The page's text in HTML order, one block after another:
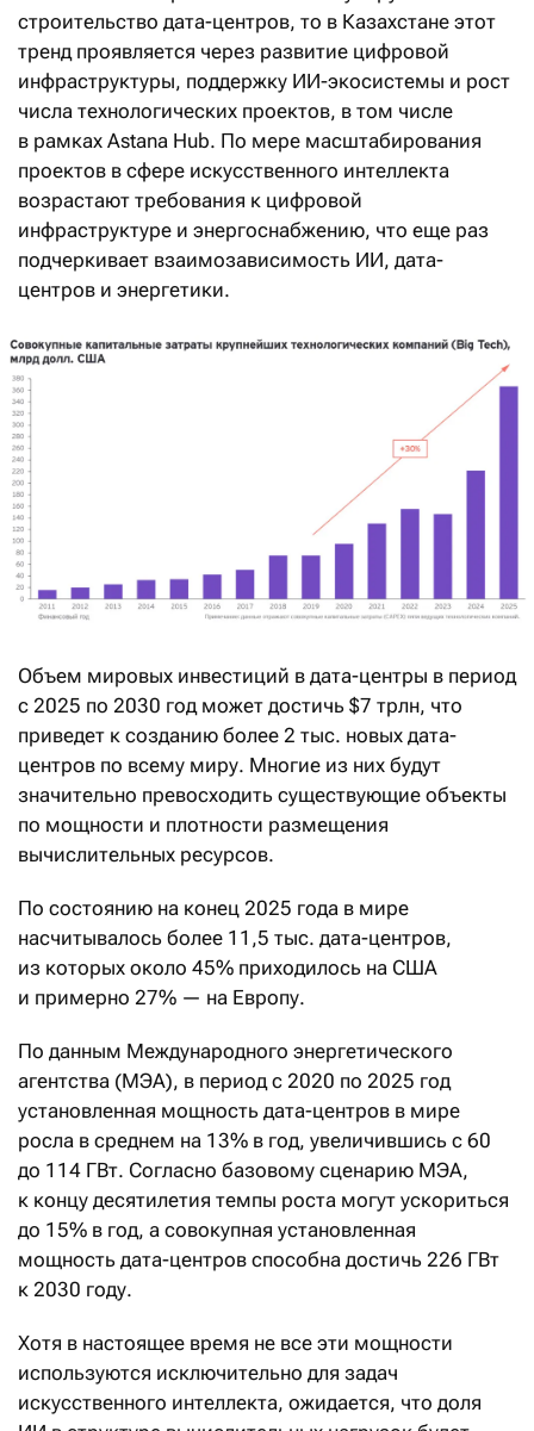
строительство дата-центров, то в Казахстане этот
тренд проявляется через развитие цифровой
инфраструктуры, поддержку ИИ-экосистемы и рост
числа технологических проектов, в том числе
в рамках Astana Hub. По мере масштабирования
проектов в сфере искусственного интеллекта
возрастают требования к цифровой
инфраструктуре и энергоснабжению, что еще раз
подчеркивает взаимозависимость ИИ, дата-
центров и энергетики.
Объем мировых инвестиций в дата-центры в период
с 2025 по 2030 год может достичь $7 трлн, что
приведет к созданию более 2 тыс. новых дата-
центров по всему миру. Многие из них будут
значительно превосходить существующие объекты
по мощности и плотности размещения
вычислительных ресурсов.
По состоянию на конец 2025 года в мире
насчитывалось более 11,5 тыс. дата-центров,
из которых около 45% приходилось на США
и примерно 27% — на Европу.
По данным Международного энергетического
агентства (МЭА), в период с 2020 по 2025 год
установленная мощность дата-центров в мире
росла в среднем на 13% в год, увеличившись с 60
до 114 ГВт. Согласно базовому сценарию МЭА,
к концу десятилетия темпы роста могут ускориться
до 15% в год, а совокупная установленная
мощность дата-центров способна достичь 226 ГВт
к 2030 году.
Хотя в настоящее время не все эти мощности
используются исключительно для задач
искусственного интеллекта, ожидается, что доля